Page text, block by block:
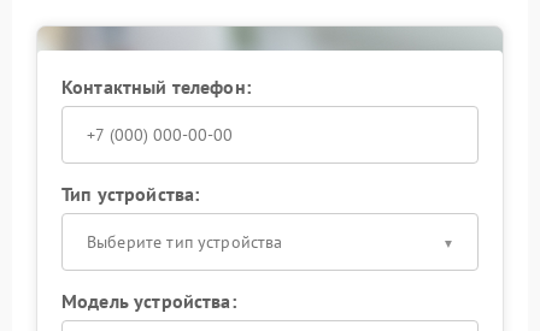
Контактный телефон:
Тип устройства:
Выберите тип устройства
Модель устройства: